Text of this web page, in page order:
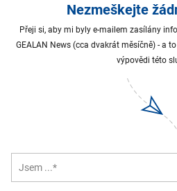
Nezmeškejte
Přeji si, aby mi byly e-mailem zasílány
GEALAN News (cca dvakrát měsíčně) - a
výpovědi této
Jsem ...*